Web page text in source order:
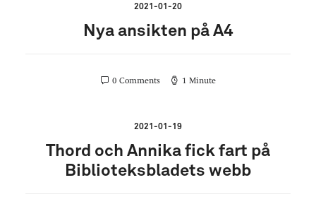
2021-01-20
Nya ansikten på A4
0 Comments 1 Minute
2021-01-19
Thord och Annika fick fart på
Biblioteksbladets webb